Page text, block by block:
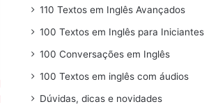
110 Textos em Inglês Avançados
100 Textos em Inglês para Iniciantes
100 Conversações em Inglês
100 Textos em inglês com áudios
Dúvidas, dicas e novidades